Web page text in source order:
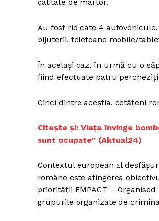
calitate de martor.
Au fost ridicate 4
bijuterii, telefoane mobile/
În același caz, în urmă cu o
fiind efectuate patru
Cinci dintre aceștia, cetățeni
Citește și: Viața învinge
sunt ocupate” (Aktual24)
Contextul european al
române este atingerea
priorității EMPACT –
grupurile organizate de